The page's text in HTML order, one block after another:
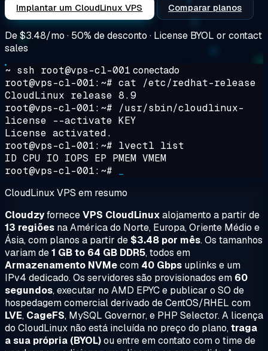
Implantar um CloudLinux VPS Comparar planos
De$3.48/mo · 50% de desconto · License BYOL or contact
sales
~ ssh root@vps-cl-001 conectado
root@vps-cl-001:~# cat /etc/redhat-release
CloudLinux release 8.9
root@vps-cl-001:~#
/usr/sbin/cloudlinux-
license --activate KEY
License activated.
root@vps-cl-001:~# lvectl list
ID CPU IO IOPS EP PMEM VMEM
root@vps-cl-001:~#
CloudLinux VPS em resumo
CloudzyforneceVPS CloudLinuxalojamento a partir de
13 regiões na América do Norte, Europa, Oriente Médio e
Ásia, com planos a partir de $3.48 por mês. Os tamanhos
variam de1 GB to 64 GB DDR5, todos em
Armazenamento NVMecom 40 Gbps uplinks e um
IPv4 dedicado. Os servidores são provisionados em 60
segundos, executar no AMD EPYC e publicar o SO de
hospedagem comercial derivado de CentOS/RHEL com
LVE, CageFS, MySQL Governor, e PHP Selector. A licença
do CloudLinux não está incluída no preço do plano,traga
a sua própria (BYOL)ou entre em contato com o time de